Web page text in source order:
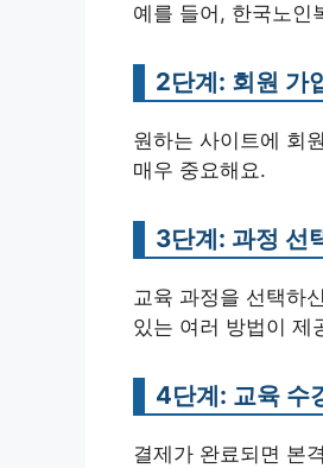
예를 들어, 한국노인
2단계: 회원 가
원하는 사이트에 회
매우 중요해요.
3단계: 과정 선
교육 과정을 선택하
있는 여러 방법이 제
4단계: 교육 수
결제가 완료되면 본